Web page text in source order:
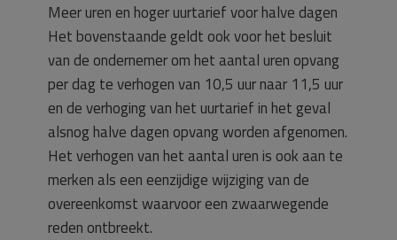
Meer uren en hoger uurtarief voor halve dagen
Het bovenstaande geldt ook voor het besluit
van de ondernemer om het aantal uren opvang
per dag te verhogen van 10,5 uur naar 11,5 uur
en de verhoging van het uurtarief in het geval
alsnog halve dagen opvang worden afgenomen.
Het verhogen van het aantal uren is ook aan te
merken als een eenzijdige wijziging van de
overeenkomst waarvoor een zwaarwegende
reden ontbreekt.